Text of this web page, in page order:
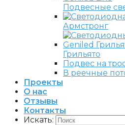
Подвесные
Армстронг
Грильято
Подвес на
В реечные
Проекты
О нас
Отзывы
Контакты
Искать: